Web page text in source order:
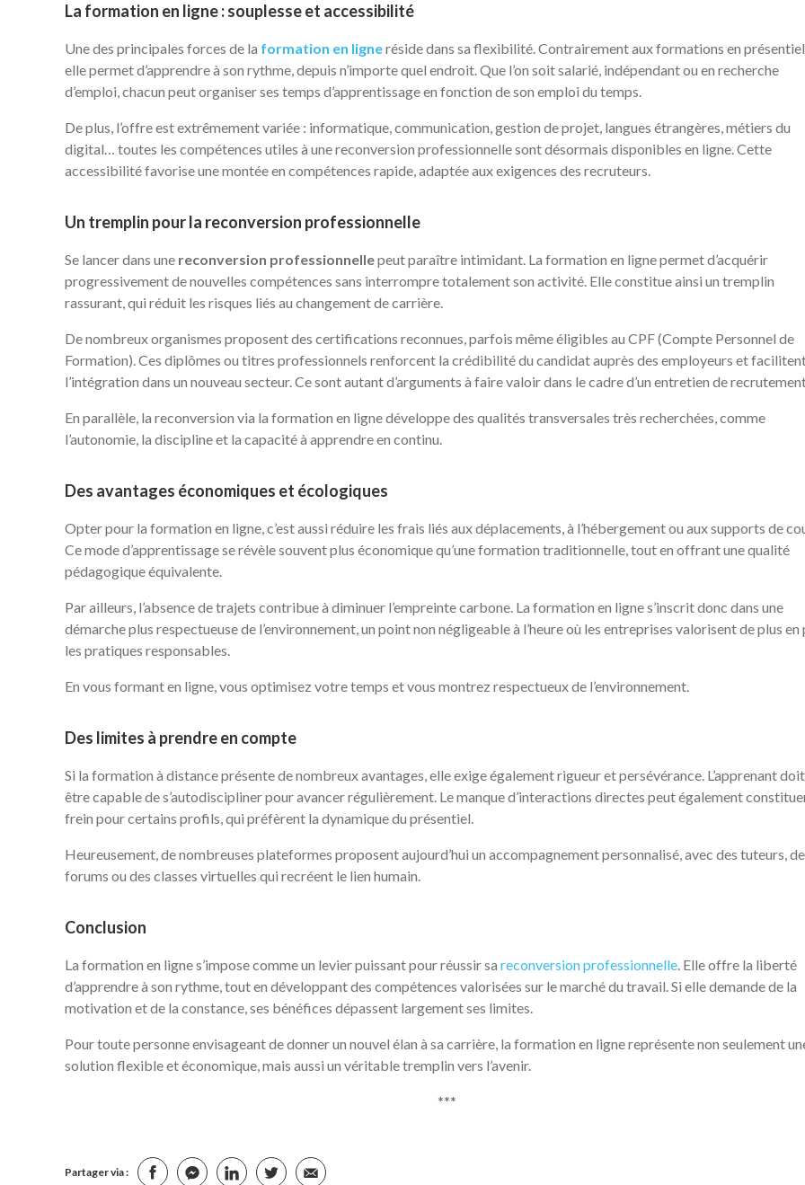
La formation en ligne : souplesse et accessibilité
Une des principales forces de la formation en ligneréside dans sa flexibilité. Contrairement aux formations en
elle permet d’apprendre à son rythme, depuis n’importe quel endroit. Que l’on soit salarié, indépendant ou en recherche
d’emploi, chacun peut organiser ses temps d’apprentissage en fonction de son emploi du temps.
De plus, l’offre est extrêmement variée : informatique, communication, gestion de projet, langues étrangères, métiers du
digital… toutes les compétences utiles à une reconversion professionnelle sont désormais disponibles en ligne. Cette
accessibilité favorise une montée en compétences rapide, adaptée aux exigences des recruteurs.
Un tremplin pour la reconversion professionnelle
Se lancer dans une reconversion professionnellepeut paraître intimidant. La formation en ligne permet d’acquérir
progressivement de nouvelles compétences sans interrompre totalement son activité. Elle constitue ainsi un tremplin
rassurant, qui réduit les risques liés au changement de carrière.
De nombreux organismes proposent des certifications reconnues, parfois même éligibles au CPF (Compte Personnel de
Formation). Ces diplômes ou titres professionnels renforcent la crédibilité du candidat auprès des employeurs et
l’intégration dans un nouveau secteur. Ce sont autant d’arguments à faire valoir dans le cadre d’un entretien de
En parallèle, la reconversion via la formation en ligne développe des qualités transversales très recherchées, comme
l’autonomie, la discipline et la capacité à apprendre en continu.
Des avantages économiques et écologiques
Opter pour la formation en ligne, c’est aussi réduire les frais liés aux déplacements, à l’hébergement ou aux supports de
Ce mode d’apprentissage se révèle souvent plus économique qu’une formation traditionnelle, tout en offrant une qualité
pédagogique équivalente.
Par ailleurs, l’absence de trajets contribue à diminuer l’empreinte carbone. La formation en ligne s’inscrit donc dans une
démarche plus respectueuse de l’environnement, un point non négligeable à l’heure où les entreprises valorisent de plus en
les pratiques responsables.
En vous formant en ligne, vous optimisez votre temps et vous montrez respectueux de l’environnement.
Des limites à prendre en compte
Si la formation à distance présente de nombreux avantages, elle exige également rigueur et persévérance. L’apprenant doit
être capable de s’autodiscipliner pour avancer régulièrement. Le manque d’interactions directes peut également
frein pour certains profils, qui préfèrent la dynamique du présentiel.
Heureusement, de nombreuses plateformes proposent aujourd’hui un accompagnement personnalisé, avec des tuteurs,
forums ou des classes virtuelles qui recréent le lien humain.
Conclusion
La formation en ligne s’impose comme un levier puissant pour réussir sa reconversion professionnelle. Elle offre la liberté
d’apprendre à son rythme, tout en développant des compétences valorisées sur le marché du travail. Si elle demande de la
motivation et de la constance, ses bénéfices dépassent largement ses limites.
Pour toute personne envisageant de donner un nouvel élan à sa carrière, la formation en ligne représente non seulement
solution flexible et économique, mais aussi un véritable tremplin vers l’avenir.
***
Partager via :